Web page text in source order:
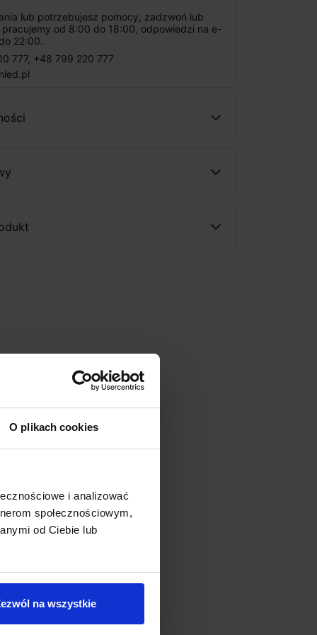
O plikach cookies
i analizować
społecznościowym,
od Ciebie lub
na wszystkie
lub potrzebujesz pomocy, zadzwoń lub
pracujemy od 8:00 do 18:00, odpowiedzi na e-
22:00.
777, +48 799 220 777